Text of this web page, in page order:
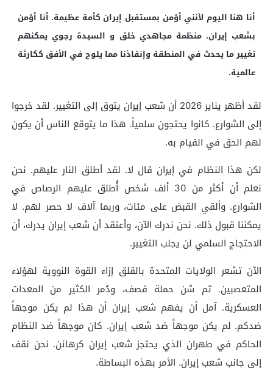
أنا هنا اليوم لأنني أؤمن بمستقبل إيران كأمة عظيمة. أنا أؤمن
بشعب إيران. منظمة مجاهدي خلق و السيدة رجوي يمكنهم
تغيير ما يحدث في المنطقة وإنقاذنا مما يلوح في الأفق ككارثة
عالمية.
لقد أظهر يناير 2026 أن شعب إيران يتوق إلى التغيير. لقد خرجوا
إلى الشوارع. كانوا يحتجون سلمياً. هذا ما يتوقع الناس أن يكون
لهم الحق في القيام به.
لكن هذا النظام في إيران قال لا. لقد أطلق النار عليهم. نحن
نعلم أن أكثر من 30 ألف شخص أُطلق عليهم الرصاص في
الشوارع. وألقي القبض على مئات، وربما آلاف لا حصر لهم. لا
يمكننا قبول ذلك. نحن ندرك الآن، وأعتقد أن شعب إيران يدرك، أن
الاحتجاج السلمي لن يجلب التغيير.
الآن تشعر الولايات المتحدة بالقلق إزاء القوة النووية لهؤلاء
المتعصبين. تم شن حملة قصف، ودُمر الكثير من المعدات
العسكرية. آمل أن يفهم شعب إيران أن هذا لم يكن موجهاً
ضدكم. لم يكن موجهاً ضد شعب إيران. كان موجهاً ضد النظام
الحاكم في طهران الذي يحتجز شعب إيران كرهائن. نحن نقف
إلى جانب شعب إيران. الأمر بهذه البساطة.